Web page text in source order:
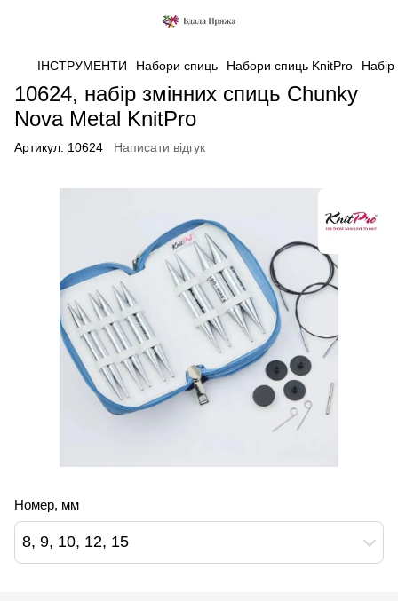
ІНСТРУМЕНТИ Набори спиць Набори спиць KnitPro
10624, набір змінних спиць Chunky
Nova Metal KnitPro
Артикул: 10624 Написати відгук
Номер, мм
8, 9, 10, 12, 15